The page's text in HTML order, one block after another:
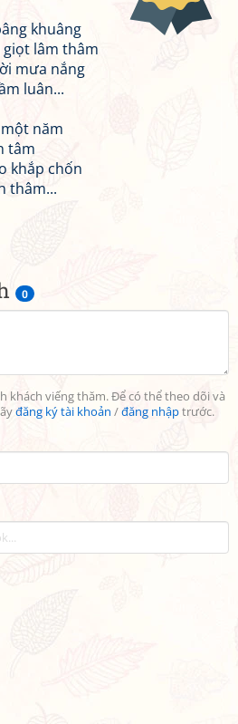
0
khách viếng thăm. Để có thể theo dõi và
đăng ký tài khoản /đăng nhậptrước.
khuâng
lâm thâm
mưa nắng
luân...
năm
tâm
khắp chốn
thâm...